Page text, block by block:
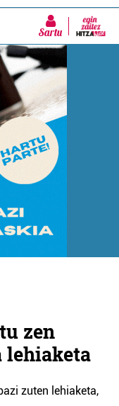
Sartu
zen
lehiaketa
zuten lehiaketa,